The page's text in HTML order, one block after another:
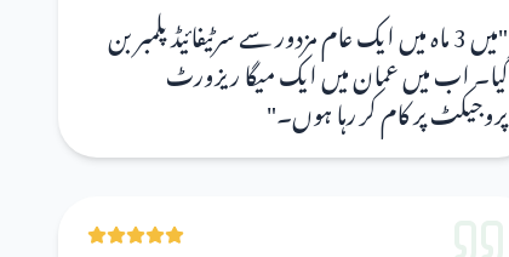
" میں 3 ماہ میں ایک عام مزدور سے سرٹیفائیڈ پلمبر بن
گیا۔ اب میں عمان میں ایک میگا ریزورٹ
پروجیکٹ پر کام کر رہا ہوں۔"